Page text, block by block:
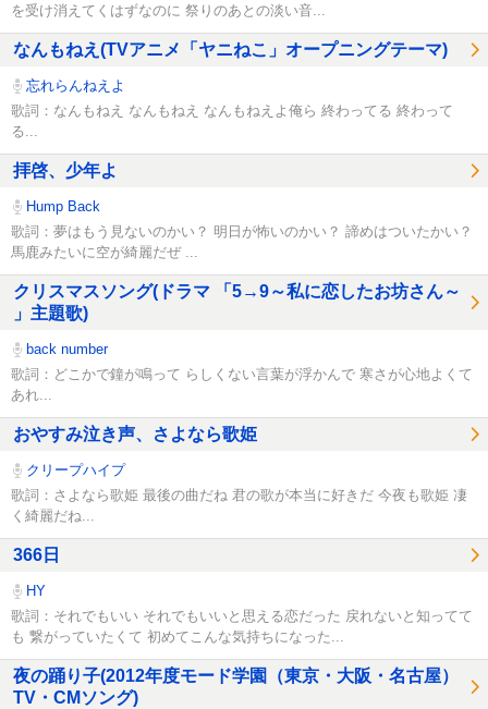
を受け消えてくはずなのに 祭りのあとの淡い音...
なんもねえ(TVアニメ「ヤニねこ」オープニングテーマ)
忘れらんねえよ
歌詞：なんもねえ なんもねえ なんもねえよ俺ら 終わってる 終わって
る...
拝啓、少年よ
Hump Back
歌詞：夢はもう見ないのかい？ 明日が怖いのかい？ 諦めはついたかい？
馬鹿みたいに空が綺麗だぜ ...
クリスマスソング(ドラマ 「5→9～私に恋したお坊さん～
」主題歌)
back number
歌詞：どこかで鐘が鳴って らしくない言葉が浮かんで 寒さが心地よくて
あれ...
おやすみ泣き声、さよなら歌姫
クリープハイプ
歌詞：さよなら歌姫 最後の曲だね 君の歌が本当に好きだ 今夜も歌姫 凄
く綺麗だね...
366日
HY
歌詞：それでもいい それでもいいと思える恋だった 戻れないと知ってて
も 繋がっていたくて 初めてこんな気持ちになった...
夜の踊り子(2012年度モード学園（東京・大阪・名古屋）
TV・CMソング)